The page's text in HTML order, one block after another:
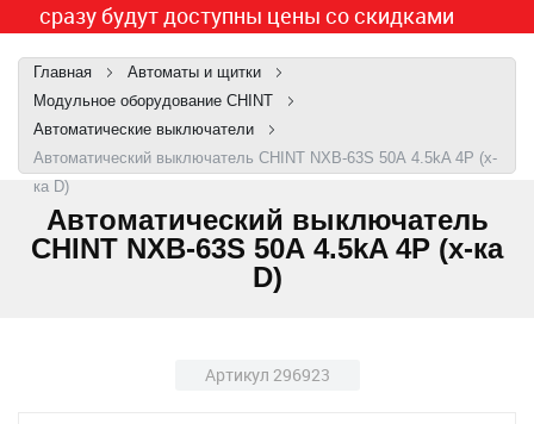
сразу будут доступны цены со скидками
Главная
Автоматы и щитки
Модульное оборудование CHINT
Автоматические выключатели
Автоматический выключатель CHINT NXB-63S 50А 4.5kA 4P (х-
ка D)
Автоматический выключатель
CHINT NXB-63S 50А 4.5kA 4P (х-ка
D)
Артикул 296923